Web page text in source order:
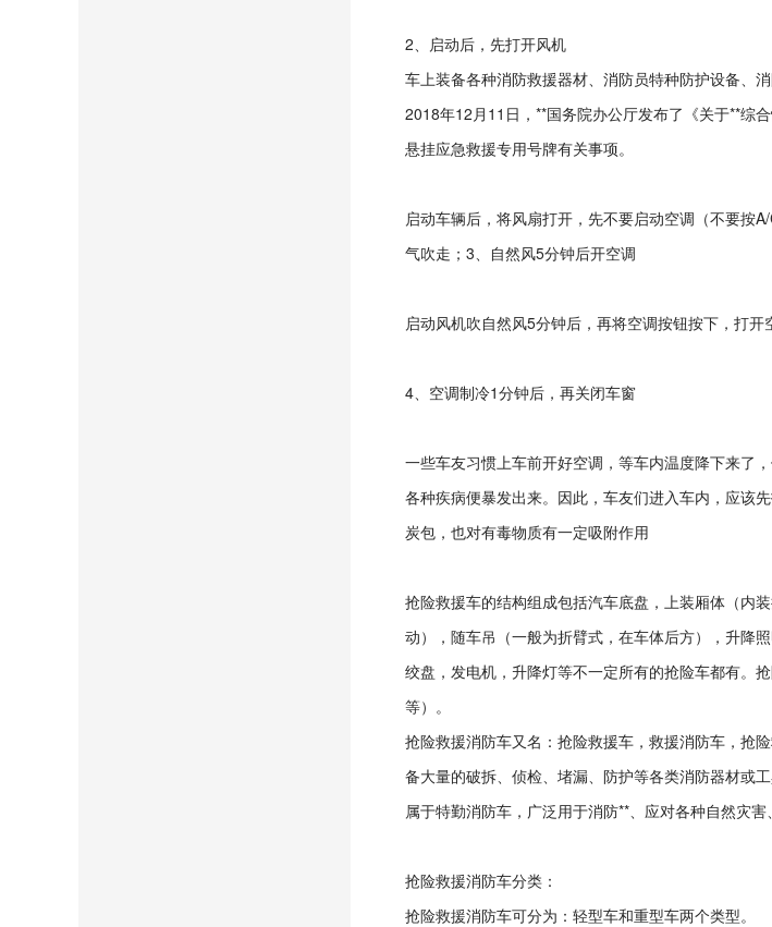
2、启动后，先打开风机
车上装备各种消防救援器材、消防员特种防护设备、
2018年12月11日，**国务院办公厅发布了《关于**综
悬挂应急救援专用号牌有关事项。
启动车辆后，将风扇打开，先不要启动空调（不要按
气吹走；3、自然风5分钟后开空调
启动风机吹自然风5分钟后，再将空调按钮按下，打开
4、空调制冷1分钟后，再关闭车窗
一些车友习惯上车前开好空调，等车内温度降下来了
各种疾病便暴发出来。因此，车友们进入车内，应该
炭包，也对有毒物质有一定吸附作用
抢险救援车的结构组成包括汽车底盘，上装厢体（内
动），随车吊（一般为折臂式，在车体后方），升降
绞盘，发电机，升降灯等不一定所有的抢险车都有。
等）。
抢险救援消防车又名：抢险救援车，救援消防车，抢
备大量的破拆、侦检、堵漏、防护等各类消防器材或
属于特勤消防车，广泛用于消防**、应对各种自然灾害
抢险救援消防车分类：
抢险救援消防车可分为：轻型车和重型车两个类型。